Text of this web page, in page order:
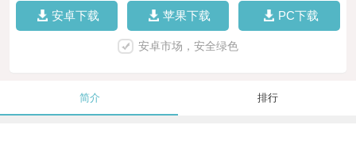
安卓下载 苹果下载 PC下载
安卓市场，安全绿色
简介 排行